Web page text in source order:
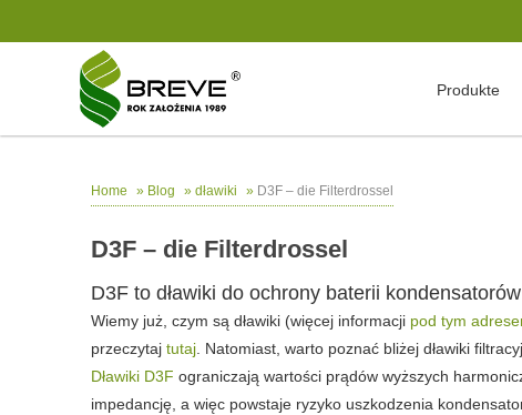
Produkte
Home » Blog » dławiki » D3F – die Filterdrossel
D3F – die Filterdrossel
D3F to dławiki do ochrony baterii
Wiemy już, czym są dławiki (więcej informacji pod tym
przeczytaj tutaj. Natomiast, warto poznać bliżej dławiki
Dławiki D3F ograniczają wartości prądów wyższych
impedancję, a więc powstaje ryzyko uszkodzenia